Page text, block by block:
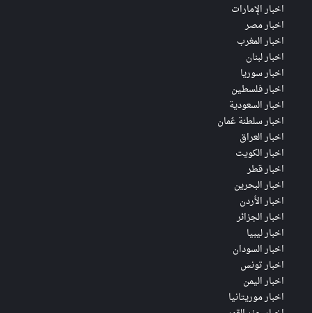
اخبار الإمارات
اخبار مصر
اخبار المغرب
اخبار لبنان
اخبار سوريا
اخبار فلسطين
اخبار السعودية
اخبار سلطنة عُمان
اخبار العراق
اخبار الكويت
اخبار قطر
اخبار البحرين
اخبار الأردن
اخبار الجزائر
اخبار ليبيا
اخبار السودان
اخبار تونس
اخبار اليمن
اخبار موريتانيا